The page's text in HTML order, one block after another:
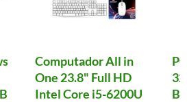
Computador All in
One 23.8" Full HD
Intel Core i5-6200U